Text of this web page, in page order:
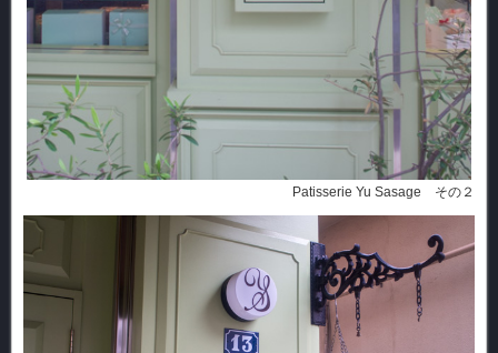
Patisserie Yu Sasage その２